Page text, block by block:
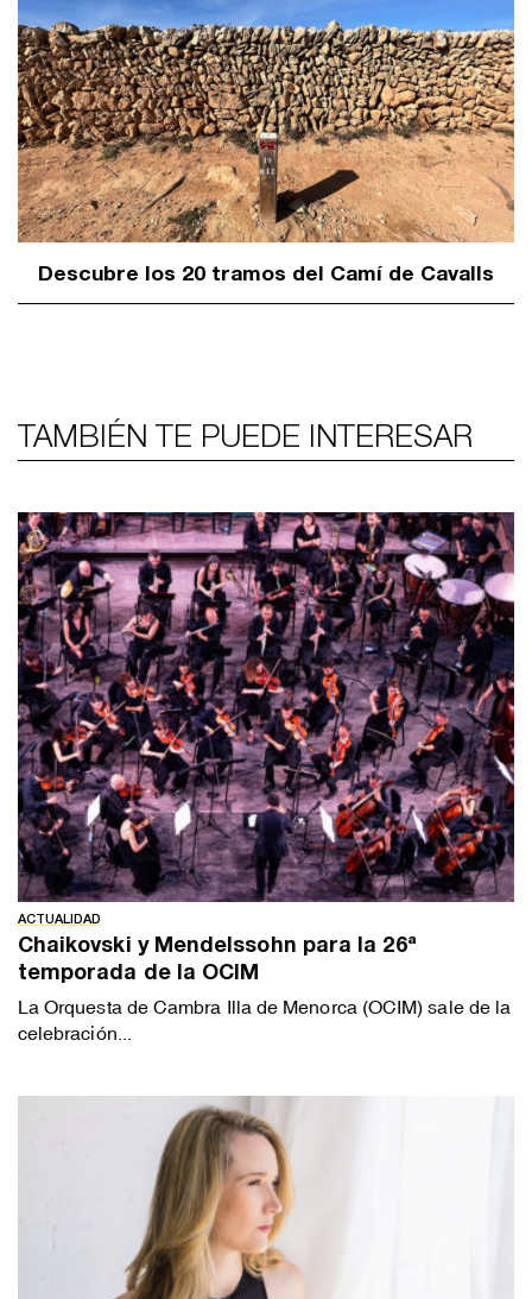
Descubre los 20 tramos del Camí de Cavalls
TAMBIÉN TE PUEDE INTERESAR
ACTUALIDAD
Chaikovski y Mendelssohn para la 26ª
temporada de la OCIM
La Orquesta de Cambra Illa de Menorca (OCIM) sale de la
celebración...